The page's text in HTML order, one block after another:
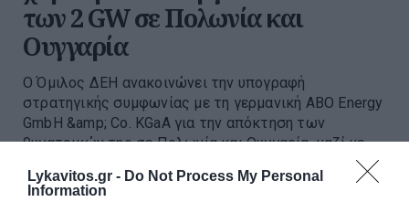
Lykavitos.gr - Do Not Process My Personal
Information
των 2 GW σε Πολωνία και
Ουγγαρία
Ο Όμιλος ΔΕΗ ανακοινώνει την υπογραφή
στρατηγικής συμφωνίας με τη γερμανική ABO Energy
GmbH &amp; Co. KGaA για την απόκτηση των
θυγατρικών της σε Πολωνία και Ουγγαρία, μαζί με
21:05 | 07 Αυγούστου 2026 Επιχειρήσεις